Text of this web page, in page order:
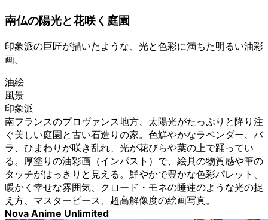
南仏の陽光と花咲く庭園
印象派の巨匠が描いたような、光と色彩に満ちた明るい油彩
画。
油絵
風景
印象派
南フランスのプロヴァンス地方、太陽光がたっぷりと降り注
ぐ美しい庭園と古い石造りの家。色鮮やかなラベンダー、バ
ラ、ひまわりが咲き乱れ、光が花びらや葉の上で踊ってい
る。厚塗りの油彩画（インパスト）で、絵具の物質感や筆の
タッチがはっきりと見える。鮮やかで豊かな色彩パレット、
暖かく幸せな雰囲気、クロード・モネの睡蓮のような光の捉
え方、マスターピース、超高解像度の絵画写真。
Nova Anime Unlimited